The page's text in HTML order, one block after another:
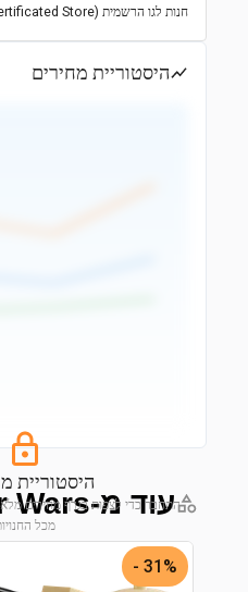
חנות לגו הרשמית (LEGO Certificated Store)
היסטוריית מחירים
היסטוריית
מכל
עוד מ-Star Wars
31% -